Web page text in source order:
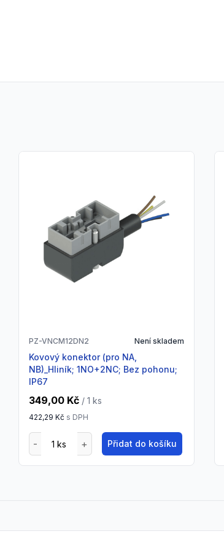
PZ-VNCM12DN2 Není skladem
Kovový konektor (pro NA,
NB)_Hliník; 1NO+2NC; Bez pohonu;
IP67
349,00 Kč / 1 ks
422,29 Kč s DPH
Přidat do košíku